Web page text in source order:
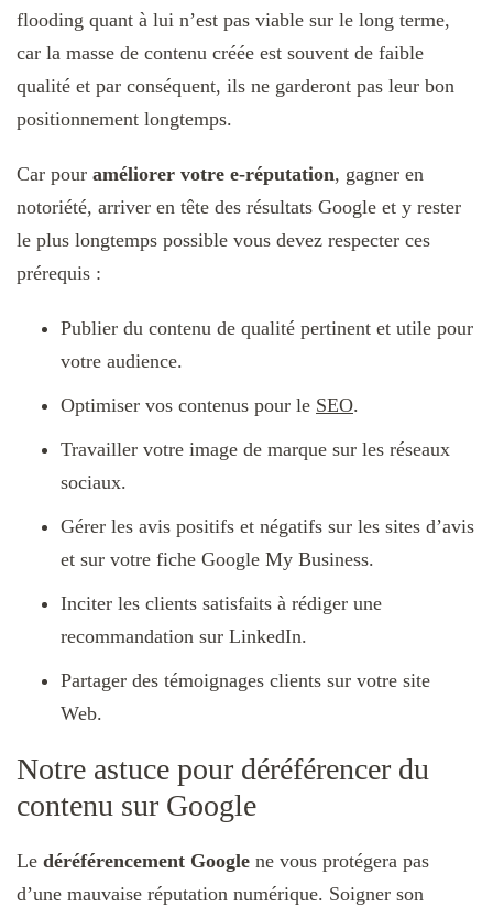
flooding quant à lui n’est pas viable sur le long terme,
car la masse de contenu créée est souvent de faible
qualité et par conséquent, ils ne garderont pas leur bon
positionnement longtemps.
Car pour améliorer votre e-réputation, gagner en
notoriété, arriver en tête des résultats Google et y rester
le plus longtemps possible vous devez respecter ces
prérequis :
Publier du contenu de qualité pertinent et utile pour
votre audience.
Optimiser vos contenus pour le SEO.
Travailler votre image de marque sur les réseaux
sociaux.
Gérer les avis positifs et négatifs sur les sites d’avis
et sur votre fiche Google My Business.
Inciter les clients satisfaits à rédiger une
recommandation sur LinkedIn.
Partager des témoignages clients sur votre site
Web.
Notre astuce pour déréférencer du
contenu sur Google
Le déréférencement Google ne vous protégera pas
d’une mauvaise réputation numérique. Soigner son